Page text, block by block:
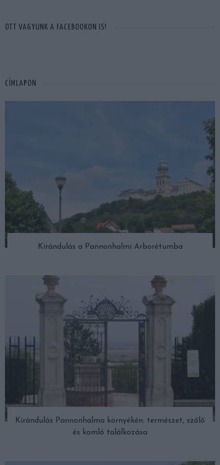
OTT VAGYUNK A FACEBOOKON IS!
CÍMLAPON
Kirándulás a Pannonhalmi Arborétumba
Kirándulás Pannonhalma környékén: természet, szőlő
és komló találkozása